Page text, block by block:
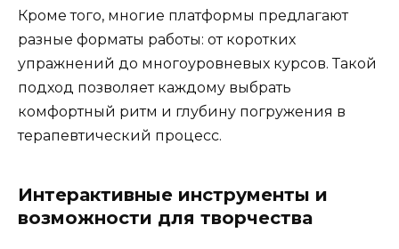
Кроме того, многие платформы предлагают
разные форматы работы: от коротких
упражнений до многоуровневых курсов. Такой
подход позволяет каждому выбрать
комфортный ритм и глубину погружения в
терапевтический процесс.
Интерактивные инструменты и
возможности для творчества